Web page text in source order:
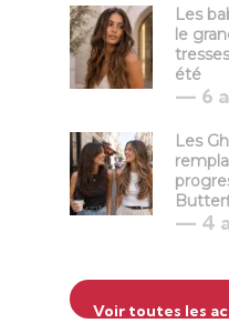
Les
le
été
6
Les
4
Voir toutes les